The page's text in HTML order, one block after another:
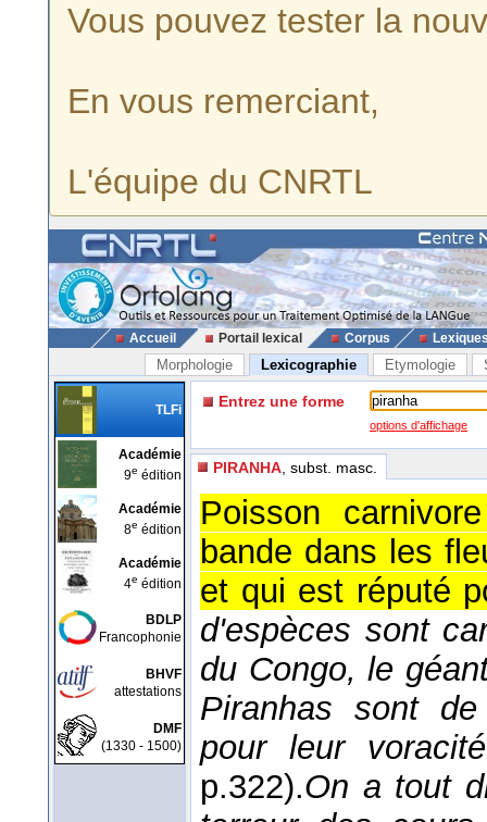
Vous pouvez tester la
En vous remerciant,
L'équipe du CNRTL
Accueil Portail lexical Corpus
Morphologie Lexicographie Etymologie
TLFi
Académie
9e édition
Académie
8e édition
Académie
4e édition
BDLP
Francophonie
BHVF
attestations
DMF
(1330 - 1500)
Entrez une forme
options d'affichage
PIRANHA , subst. masc.
Poisson
bande dans les
et qui est réputé
d'espèces sont
du Congo, le
Piranhas sont
pour leur voracité
p.322).On a tout